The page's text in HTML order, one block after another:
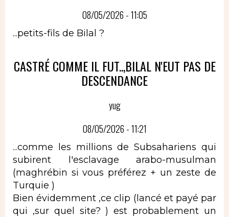
08/05/2026 - 11:05
...petits-fils de Bilal ?
CASTRÉ COMME IL FUT..,BILAL N'EUT PAS DE
DESCENDANCE
yug
08/05/2026 - 11:21
...comme les millions de Subsahariens qui
subirent l'esclavage arabo-musulman
(maghrébin si vous préférez + un zeste de
Turquie )
Bien évidemment ,ce clip (lancé et payé par
qui ,sur quel site? ) est probablement un